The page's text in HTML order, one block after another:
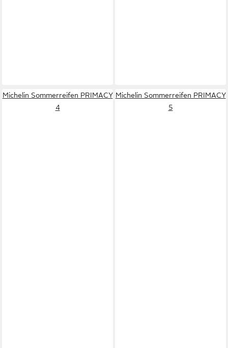
Michelin Sommerreifen PRIMACY
4
Michelin Sommerreifen PRIMACY
5